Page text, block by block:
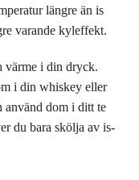
längre än is
varande kyleffekt.
värme i din dryck.
i din whiskey eller
använd dom i ditt te
du bara skölja av is-